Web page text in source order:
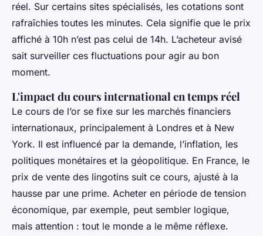
réel. Sur certains sites spécialisés, les cotations sont
rafraîchies toutes les minutes. Cela signifie que le prix
affiché à 10h n’est pas celui de 14h. L’acheteur avisé
sait surveiller ces fluctuations pour agir au bon
moment.
L'impact du cours international en temps réel
Le cours de l’or se fixe sur les marchés financiers
internationaux, principalement à Londres et à New
York. Il est influencé par la demande, l’inflation, les
politiques monétaires et la géopolitique. En France, le
prix de vente des lingotins suit ce cours, ajusté à la
hausse par une prime. Acheter en période de tension
économique, par exemple, peut sembler logique,
mais attention : tout le monde a le même réflexe.